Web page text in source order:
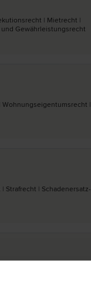
| Miet­recht |
Gewährleistungs­recht
|
Straf­recht | Schadenersatz-